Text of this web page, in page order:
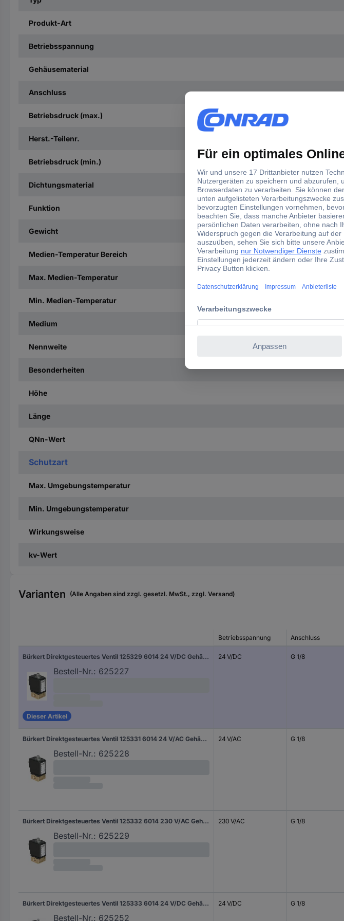
Produkt-Art
Betriebsspannung
Gehäusematerial
Anschluss
Betriebsdruck (max.)
Herst.-Teilenr.
Betriebsdruck (min.)
Dichtungsmaterial
Funktion
Gewicht
Medien-Temperatur Bereich
Max. Medien-Temperatur
Min. Medien-Temperatur
Medium
Nennweite
Besonderheiten
Höhe
Länge
QNn-Wert
Schutzart
Max. Umgebungstemperatur
Min. Umgebungstemperatur
Wirkungsweise
kv-Wert
Varianten (Alle Angaben sind zzgl. gesetzl. MwSt., zzgl. Versand)
Betriebsspannung Anschluss
Bürkert Direktgesteuertes Ventil 125329 6014 24 V/DC Gehäusematerial Messing Dichtungsmaterial FKM 1 St.
Bestell-Nr.: 625227
Dieser Artikel
24 V/DC G 1/8
Bürkert Direktgesteuertes Ventil 125331 6014 24 V/AC Gehäusematerial Messing Dichtungsmaterial FKM 1 St.
Bestell-Nr.: 625228
24 V/AC G 1/8
Bürkert Direktgesteuertes Ventil 125332 6014 230 V/AC Gehäusematerial Messing Dichtungsmaterial FKM 1 St.
Bestell-Nr.: 625229
230 V/AC G 1/8
Bürkert Direktgesteuertes Ventil 125333 6014 24 V/DC Gehäusematerial Messing Dichtungsmaterial FKM 1 St.
Bestell-Nr.: 625252
24 V/DC G 1/8